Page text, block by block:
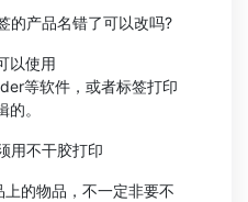
产品名错了可以改吗?
使用
等软件，或者标签打印
。
不干胶打印
的物品，不一定非要不